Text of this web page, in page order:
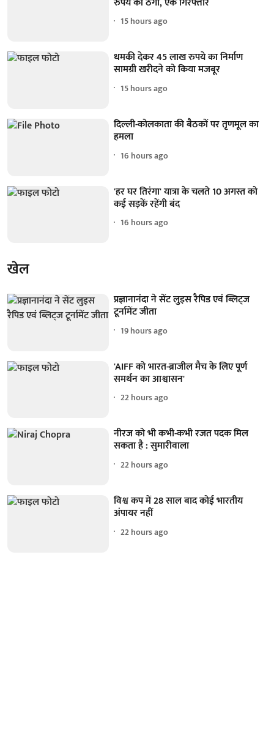
15 hours ago
धमकी देकर 45 लाख रुपये का निर्माण
सामग्री खरीदने को किया मजबूर
15 hours ago
दिल्ली-कोलकाता की बैठकों पर तृणमूल का
हमला
16 hours ago
'हर घर तिरंगा' यात्रा के चलते 10 अगस्त को
कई सड़कें रहेंगी बंद
16 hours ago
खेल
प्रज्ञानानंदा ने सेंट लुइस रैपिड एवं ब्लिट्ज
टूर्नामेंट जीता
19 hours ago
'AIFF को भारत-ब्राजील मैच के लिए पूर्ण
समर्थन का आश्वासन'
22 hours ago
नीरज को भी कभी-कभी रजत पदक मिल
सकता है : सुमारीवाला
22 hours ago
विश्व कप में 28 साल बाद कोई भारतीय
अंपायर नहीं
22 hours ago